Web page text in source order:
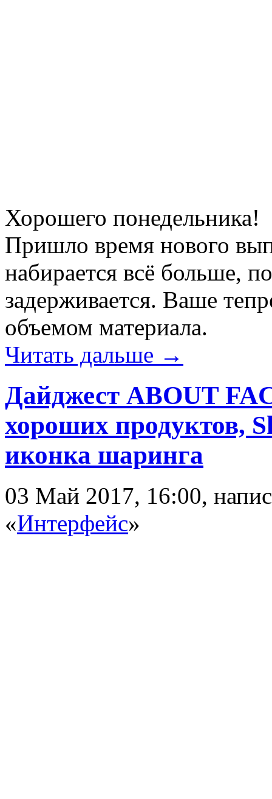
Хорошего понедельника!
Пришло время нового
набирается всё больше,
задерживается. Ваше
объемом материала.
Читать дальше →
Дайджест ABOUT
хороших продуктов,
иконка шаринга
03 Май 2017, 16:00,
«Интерфейс»